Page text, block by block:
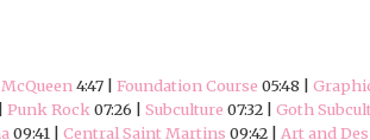
4:47 | Foundation Course 05:48 |
Punk Rock 07:26 | Subculture 07:32 | Goth
09:41 | Central Saint Martins 09:42 | Art and